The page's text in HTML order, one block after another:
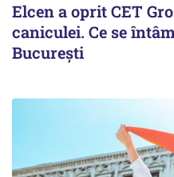
Elcen a oprit CET
caniculei. Ce se
București